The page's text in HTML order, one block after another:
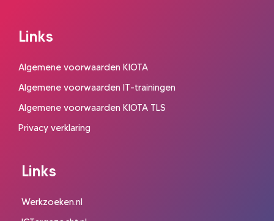
Links
Algemene voorwaarden KIOTA
Algemene voorwaarden IT-trainingen
Algemene voorwaarden KIOTA TLS
Privacy verklaring
Links
Werkzoeken.nl